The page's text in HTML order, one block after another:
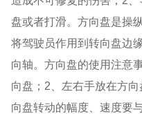
盘或者打滑。方向盘是操
将驾驶员作用到转向盘边
向轴。方向盘的使用注意
向盘；2、左右手放在方
向盘转动的幅度、速度要